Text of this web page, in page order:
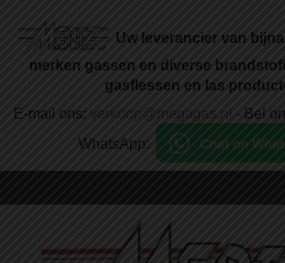
Uw leverancier van
merken gassen en diverse
gasflessen en las
E-mail ons: verkoop@megagas.nl - Bel
WhatsApp: